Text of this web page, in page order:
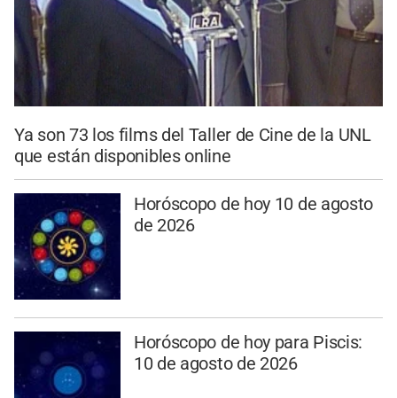
Ya son 73 los films del Taller de Cine de la UNL
que están disponibles online
Horóscopo de hoy 10 de agosto
de 2026
Horóscopo de hoy para Piscis:
10 de agosto de 2026